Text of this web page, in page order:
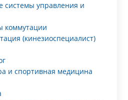
системы управления и
коммутации
(кинезиоспециалист)
и спортивная медицина